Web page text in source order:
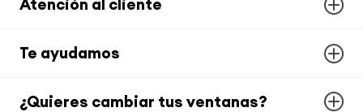
Atención al cliente
Te ayudamos
¿Quieres cambiar tus ventanas?